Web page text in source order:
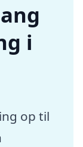
i
op til